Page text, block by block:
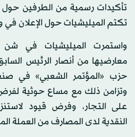
تأكيدات رسمية من الطرفين حول
تكتم الميليشيات حول الإعلان في
واستمرت الميليشيات في
معارضيها من أنصار الرئيس
حزب «المؤتمر الشعبي» في
وتزامن ذلك مع مساع حوثية لفرض
على التجار، وفرض قيود
النقدية لدى المصارف من العملة